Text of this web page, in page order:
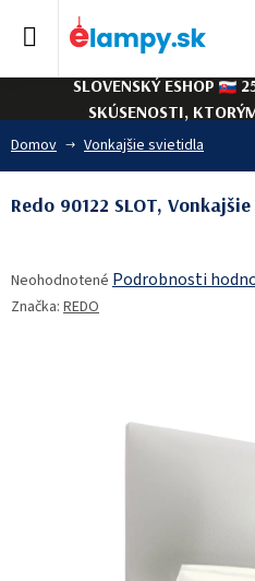
SLOVENSKÝ ESHOP
SKÚSENOSTI,
Domov Vonkajšie svietidla
Redo 90122 SLOT,
hodnotenie
produktu
Neohodnotené Podrobnosti
Značka: REDO